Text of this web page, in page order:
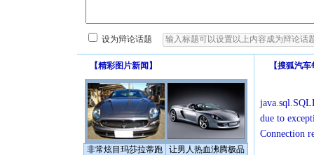
设为辩论话题
【精彩图片新闻 】
非常炫目玛莎拉蒂跑
让男人热血沸腾极品
【搜狐汽车
due to
Connection